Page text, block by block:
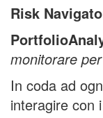
Risk
monitorare
In coda ad
interagire con